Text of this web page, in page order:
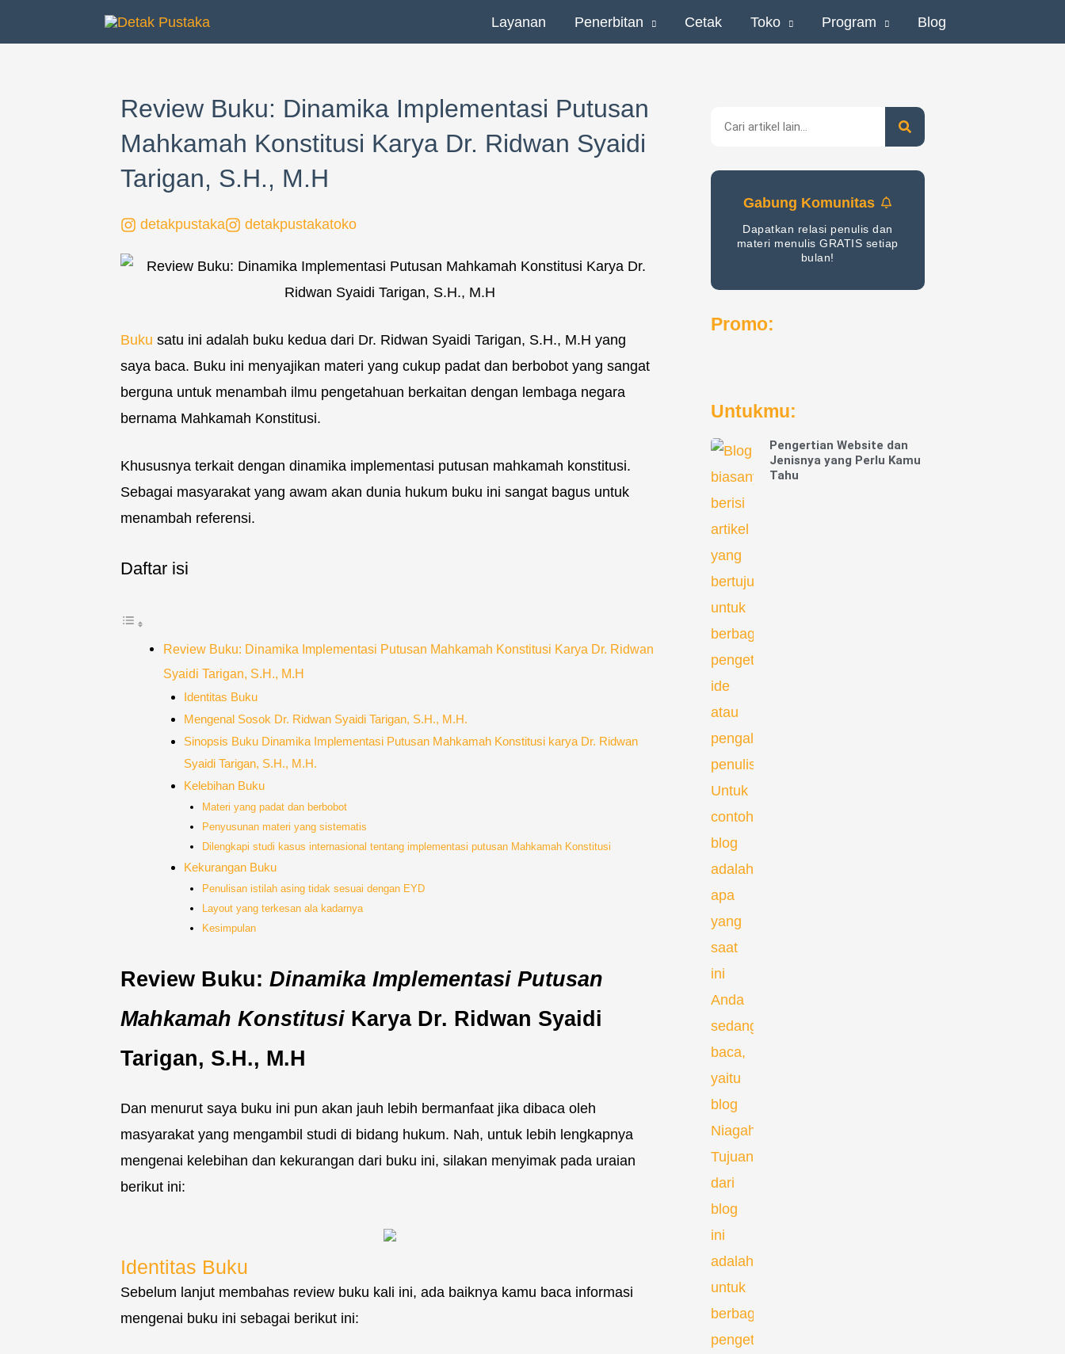
Layanan Penerbitan Cetak Toko Program Blog
Review Buku: Dinamika Implementasi Putusan
Mahkamah Konstitusi Karya Dr. Ridwan Syaidi
Tarigan, S.H., M.H
detakpustaka detakpustakatoko
Buku satu ini adalah buku kedua dari Dr. Ridwan Syaidi Tarigan, S.H., M.H yang
saya baca. Buku ini menyajikan materi yang cukup padat dan berbobot yang sangat
berguna untuk menambah ilmu pengetahuan berkaitan dengan lembaga negara
bernama Mahkamah Konstitusi.
Khususnya terkait dengan dinamika implementasi putusan mahkamah konstitusi.
Sebagai masyarakat yang awam akan dunia hukum buku ini sangat bagus untuk
menambah referensi.
Daftar isi
Review Buku: Dinamika Implementasi Putusan Mahkamah Konstitusi Karya Dr. Ridwan
Syaidi Tarigan, S.H., M.H
Identitas Buku
Mengenal Sosok Dr. Ridwan Syaidi Tarigan, S.H., M.H.
Sinopsis Buku Dinamika Implementasi Putusan Mahkamah Konstitusi karya Dr. Ridwan
Syaidi Tarigan, S.H., M.H.
Kelebihan Buku
Materi yang padat dan berbobot
Penyusunan materi yang sistematis
Dilengkapi studi kasus internasional tentang implementasi putusan Mahkamah Konstitusi
Kekurangan Buku
Penulisan istilah asing tidak sesuai dengan EYD
Layout yang terkesan ala kadarnya
Kesimpulan
Review Buku: Dinamika Implementasi Putusan
Mahkamah Konstitusi Karya Dr. Ridwan Syaidi
Tarigan, S.H., M.H
Dan menurut saya buku ini pun akan jauh lebih bermanfaat jika dibaca oleh
masyarakat yang mengambil studi di bidang hukum. Nah, untuk lebih lengkapnya
mengenai kelebihan dan kekurangan dari buku ini, silakan menyimak pada uraian
berikut ini:
Identitas Buku
Sebelum lanjut membahas review buku kali ini, ada baiknya kamu baca informasi
mengenai buku ini sebagai berikut ini:
Gabung Komunitas
Dapatkan relasi penulis dan
materi menulis GRATIS setiap
bulan!
Promo:
Untukmu:
Pengertian Website dan
Jenisnya yang Perlu Kamu
Tahu